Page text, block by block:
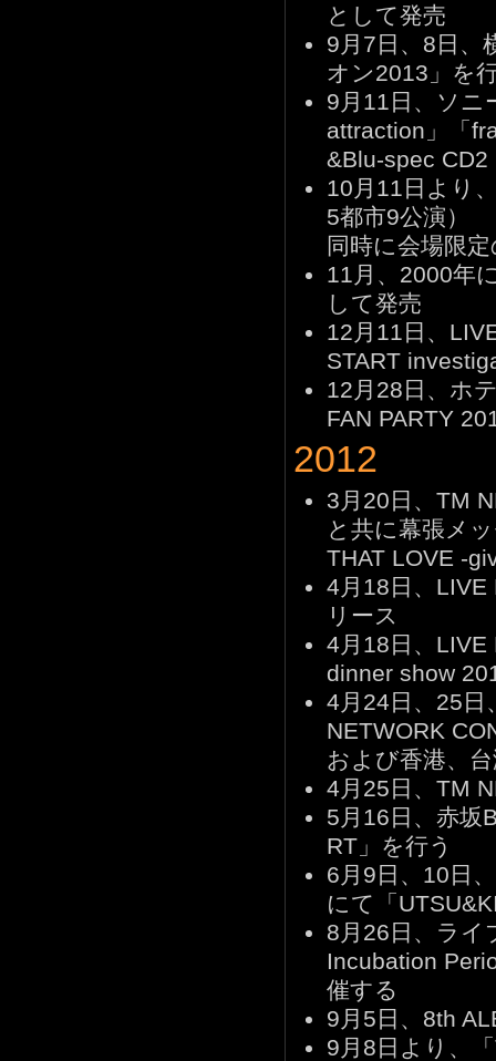
として発売
9月7日、8日、
オン2013」を
9月11日、ソニ
attraction」「
&Blu-spec
10月11日より
5都市9公演）
同時に会場限
11月、2000年
して発売
12月11日、
START
12月28日、ホ
FAN PARTY
2012
3月20日、TM
と共に幕張メ
THAT LOVE -
4月18日、LIVE
リース
4月18日、
dinner show
4月24日、25日
NETWORK
および香港、
4月25日、TM
5月16日、赤坂
RT」を行う
6月9日、10日
にて「
8月26日、ライ
Incubation
催する
9月5日、8th
9月8日より、